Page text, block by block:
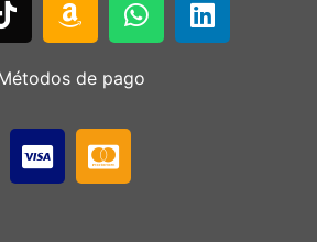
de pago